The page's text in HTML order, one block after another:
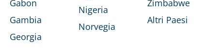
Gabon
Gambia
Georgia
Nigeria
Norvegia
Zimbabwe
Altri Paesi